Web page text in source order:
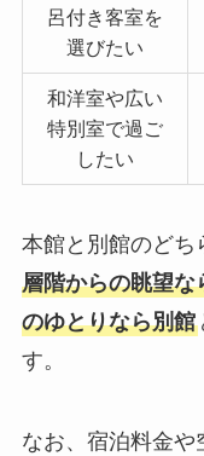
呂付き客室を
選びたい
和洋室や広い
特別室で過ご
したい
本館と別館のどち
層階からの眺望な
のゆとりなら別館
す。
なお、宿泊料金や